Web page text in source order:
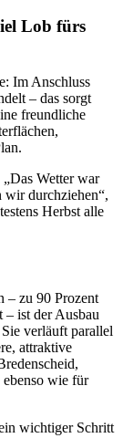
Lob fürs
Im Anschluss
– das sorgt
freundliche
Wetter war
wir durchziehen“,
Herbst alle
– zu 90 Prozent
ist der Ausbau
verläuft parallel
attraktive
wie für
wichtiger Schritt